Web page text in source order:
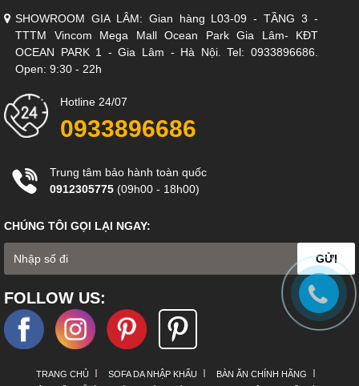
- Sofa 3 chỗ: 2000 x 930 x 490Hmm
- Sofa 2 chỗ: 1450 x 930 x 490Hmm
- Ghế Sofa đơn: 880 x 930 x 490Hmm
- Đôn Sofa: 850 x 650 x 490Hmm
Ghế Sofa được tích hợp USB sạc điện thoại hoặc máy nghe nhạc
SHOWROOM GIA LÂM: Gian hàng L03-09 - TẦNG 3 -
TTTM Vincom Mega Mall Ocean Park Gia Lâm- KĐT
OCEAN PARK 1 - Gia Lâm - Hà Nội. Tel: 0933896686.
Open: 9:30 - 22h
Hotline 24/07
0933896686
Trung tâm bảo hành toàn quốc
0912305775 (09h00 - 18h00)
CHÚNG TÔI GỌI LẠI NGAY:
GỬI
FOLLOW US:
TRANG CHỦ SOFA DA NHẬP KHẨU BÀN ĂN CHÍNH HÃNG